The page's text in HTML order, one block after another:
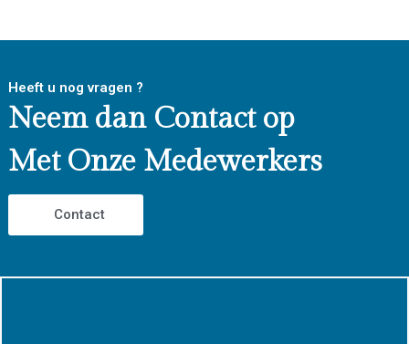
Heeft u nog vragen ?
Neem dan Contact op
Met Onze Medewerkers
Contact